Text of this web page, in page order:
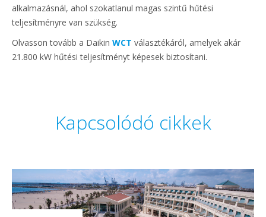
alkalmazásnál, ahol szokatlanul magas szintű hűtési
teljesítményre van szükség.
Olvasson tovább a Daikin WCT választékáról, amelyek akár
21.800 kW hűtési teljesítményt képesek biztosítani.
Kapcsolódó cikkek